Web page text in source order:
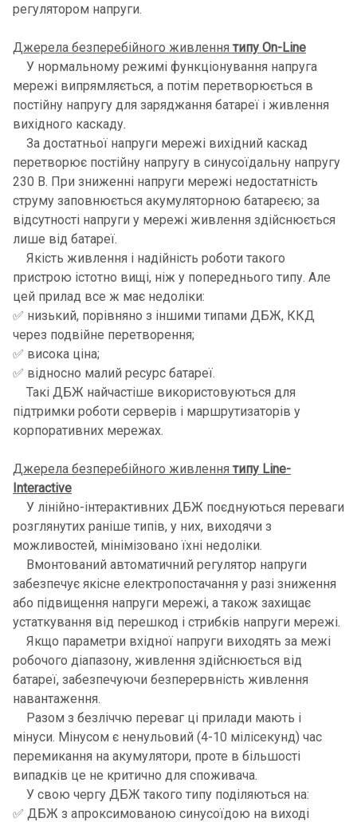
регулятором напруги.
Джерела безперебійного живлення типу On-Line
У нормальному режимі функціонування напруга
мережі випрямляється, а потім перетворюється в
постійну напругу для заряджання батареї і живлення
вихідного каскаду.
За достатньої напруги мережі вихідний каскад
перетворює постійну напругу в синусоїдальну напругу
230 В. При зниженні напруги мережі недостатність
струму заповнюється акумуляторною батареєю; за
відсутності напруги у мережі живлення здійснюється
лише від батареї.
Якість живлення і надійність роботи такого
пристрою істотно вищі, ніж у попереднього типу. Але
цей прилад все ж має недоліки:
✅ низький, порівняно з іншими типами ДБЖ, ККД
через подвійне перетворення;
✅ висока ціна;
✅ відносно малий ресурс батареї.
Такі ДБЖ найчастіше використовуються для
підтримки роботи серверів і маршрутизаторів у
корпоративних мережах.
Джерела безперебійного живлення типу Line-
Interactive
У лінійно-інтерактивних ДБЖ поєднуються переваги
розглянутих раніше типів, у них, виходячи з
можливостей, мінімізовано їхні недоліки.
Вмонтований автоматичний регулятор напруги
забезпечує якісне електропостачання у разі зниження
або підвищення напруги мережі, а також захищає
устаткування від перешкод і стрибків напруги мережі.
Якщо параметри вхідної напруги виходять за межі
робочого діапазону, живлення здійснюється від
батареї, забезпечуючи безперервність живлення
навантаження.
Разом з безліччю переваг ці прилади мають і
мінуси. Мінусом є ненульовий (4-10 мілісекунд) час
перемикання на акумулятори, проте в більшості
випадків це не критично для споживача.
У свою чергу ДБЖ такого типу поділяються на:
✅ ДБЖ з апроксимованою синусоїдою на виході